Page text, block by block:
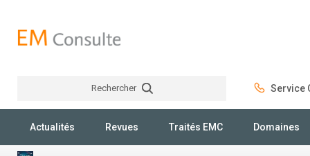
Rechercher Service
Actualités Revues Traités EMC Domaines